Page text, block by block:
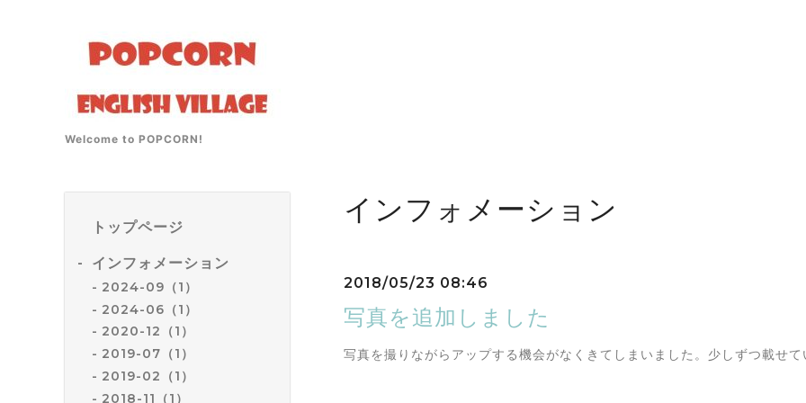
Welcome to POPCORN!
トップページ
インフォメーション
2024-09（1）
2024-06（1）
2020-12（1）
2019-07（1）
2019-02（1）
2018-11（1）
インフォメーション
2018/05/23 08:46
写真を追加しました
写真を撮りながらアップする機会がなくきてしまいました。少しずつ載せて